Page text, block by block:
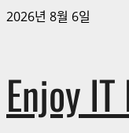
콘
바
로
2026년 8월 6일
Enjoy